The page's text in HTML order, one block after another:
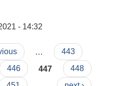
- 14:32
443
446 447
448